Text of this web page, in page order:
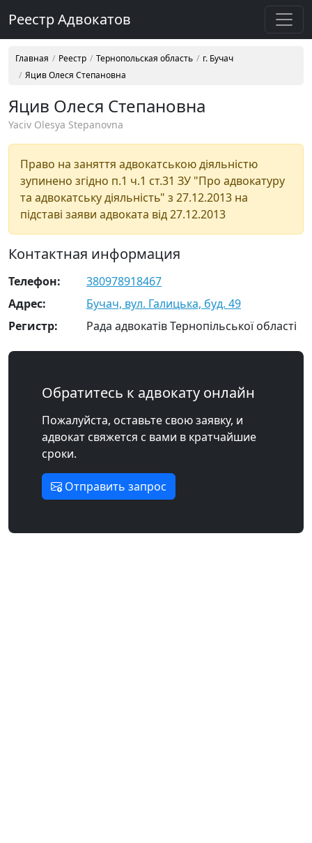
Реестр Адвокатов
Главная Реестр Тернопольская область
г. Бучач
Яцив Олеся Степановна
Яцив Олеся Степановна
Yaciv Olesya Stepanovna
Право на заняття адвокатською діяльністю
зупинено згідно п.1 ч.1 ст.31 ЗУ "Про адвокатуру
та адвокатську діяльність" з 27.12.2013 на
підставі заяви адвоката від 27.12.2013
Контактная информация
Телефон:
380978918467
Адрес:
Бучач, вул. Галицька, буд. 49
Регистр:
Рада адвокатів Тернопільської області
Обратитесь к адвокату онлайн
Пожалуйста, оставьте свою заявку, и
адвокат свяжется с вами в кратчайшие
сроки.
Отправить запрос